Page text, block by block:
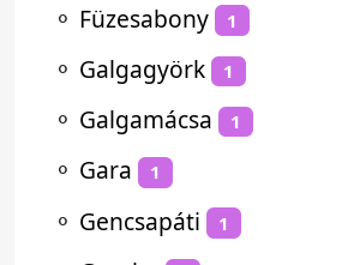
⚬ Füzesabony 1
⚬ Galgagyörk 1
⚬ Galgamácsa 1
⚬ Gara 1
⚬ Gencsapáti 1